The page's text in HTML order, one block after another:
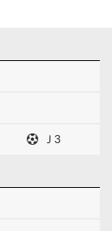
Ｊ3